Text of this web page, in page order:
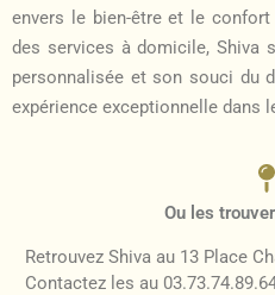
envers le bien-être et le
des services à domicile, Shiva
personnalisée et son souci du
expérience exceptionnelle dans
Ou les
Retrouvez Shiva au 13 Place
Contactez les au